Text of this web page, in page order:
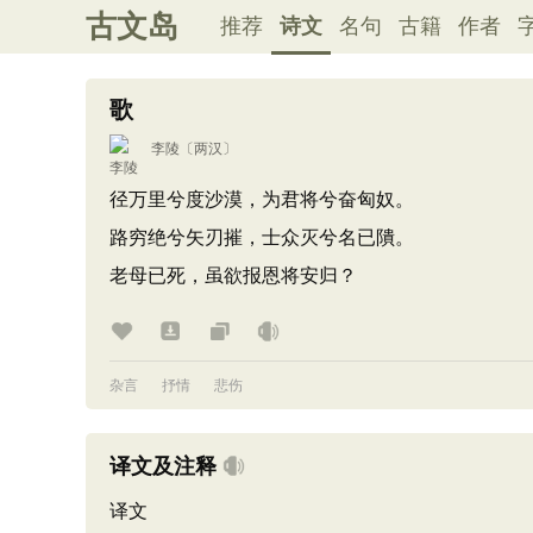
古文岛 推荐 诗文 名句 古籍 作者
歌
李陵 〔两汉〕
径万里兮度沙漠，为君将兮奋匈奴。
路穷绝兮矢刃摧，士众灭兮名已隤。
老母已死，虽欲报恩将安归？
杂言 抒情 悲伤
译文及注释
译文